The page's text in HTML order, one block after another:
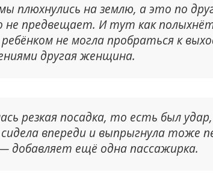
плюхнулись на землю, а это по
не предвещает. И тут как
не могла пробраться к
другая женщина.
резкая посадка, то есть был
впереди и выпрыгнула тоже
добавляет ещё одна пассажирка.